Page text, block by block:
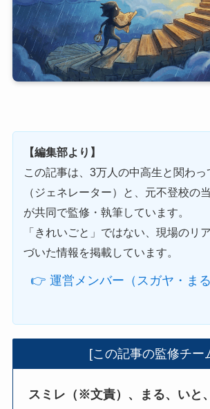
【編集部より】
この記事は、3万人の中高生と関わっ
（ジェネレーター）と、元不登校の
が共同で監修・執筆しています。
「きれいごと」ではない、現場のリ
づいた情報を掲載しています。
👉 運営メンバー（スガヤ・ま
[この記事の監修チー
スミレ（※文責）、まる、いと